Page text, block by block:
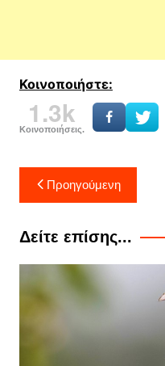
Κοινοποιήστε:
1.3k
Κοινοποιήσεις.
Πλοήγηση
άρθρων
Προηγούμενη
Δείτε επίσης...